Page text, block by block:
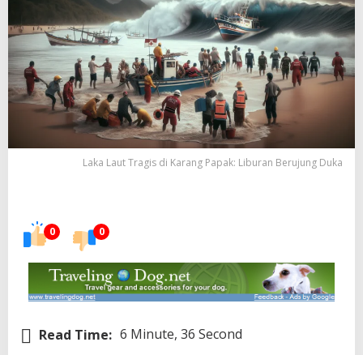
Laka Laut Tragis di Karang Papak: Liburan Berujung Duka
0 0
Read Time: 6 Minute, 36 Second